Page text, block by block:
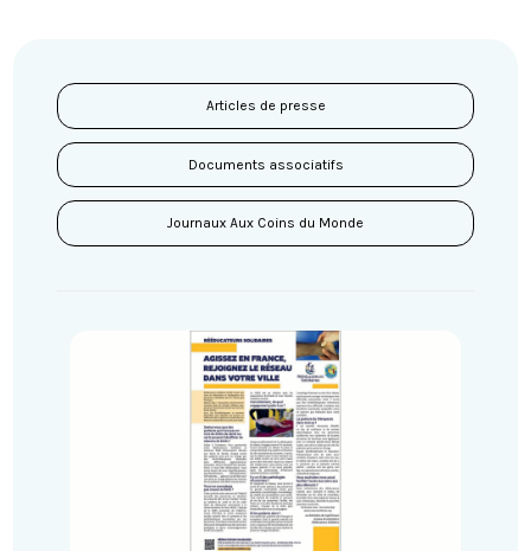
Articles de presse
Documents associatifs
Journaux Aux Coins du Monde